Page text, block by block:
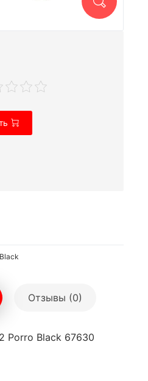
Отзывы (0)
Porro Black 67630